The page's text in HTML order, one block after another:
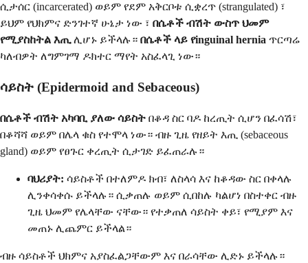
ሲታሰር (incarcerated) ወይም የደም አቅርቦቱ ሲቋረጥ (strangulated) ፣
ይህም የህክምና ድንገተኛ ሁኔታ ነው ፣ በሴቶች ብሽት ውስጥ ህመም
የሚያስከትል እጢሊሆኑ ይችላሉ። በሴቶች ላይ የinguinal hernia ጥርጣሬ
ካለብዎት ለግምገማ ዶክተር ማየት አስፈላጊ ነው።
ሳይስት (Epidermoid and Sebaceous)
በሴቶች ብሽት አካባቢ ያለው ሳይስት በቆዳ ስር ባዶ ከረጢት ሲሆን በፈሳሽ፣
በቆሻሻ ወይም በሌላ ቁስ የተሞላ ነው። ብዙ ጊዜ የዘይት እጢ (sebaceous
gland) ወይም የፀጉር ቀረጢት ሲታገድ ይፈጠራሉ።
ባህሪያት: ሳይስቶች በተለምዶ ክብ፣ ለስላሳ እና ከቆዳው ስር በቀላሉ
ሊንቀሳቀሱ ይችላሉ። ሲቃጠሉ ወይም ሲበከሉ ካልሆነ በስተቀር ብዙ
ጊዜ ህመም የሌላቸው ናቸው። የተቃጠለ ሳይስት ቀይ፣ የሚያም እና
መጠኑ ሊጨምር ይችላል።
ብዙ ሳይስቶች ህክምና አያስፈልጋቸውም እና በራሳቸው ሊድኑ ይችላሉ።